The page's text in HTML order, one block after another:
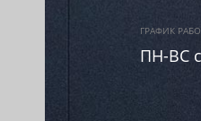
ГРАФИК
ПН-ВC